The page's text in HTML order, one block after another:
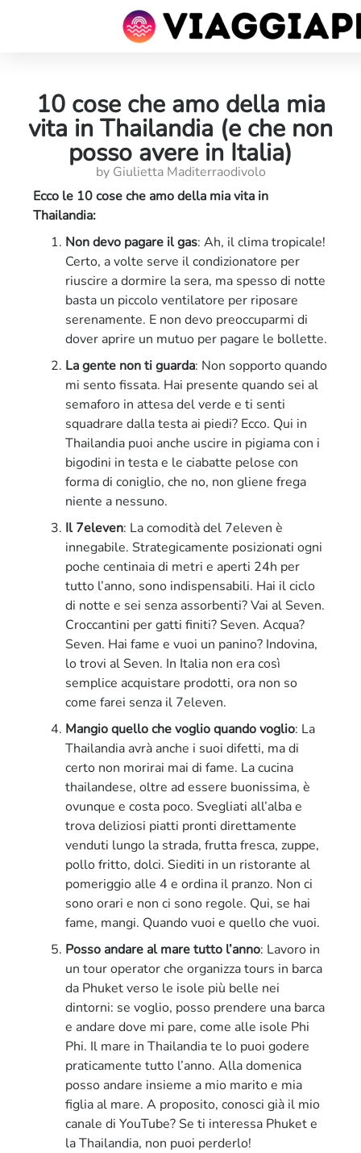
10 cose che amo della mia
vita in Thailandia (e che non
posso avere in Italia)
by Giulietta Maditerraodivolo
Ecco le 10 cose che amo della mia vita in
Thailandia:
Non devo pagare il gas: Ah, il clima tropicale!
Certo, a volte serve il condizionatore per
riuscire a dormire la sera, ma spesso di notte
basta un piccolo ventilatore per riposare
serenamente. E non devo preoccuparmi di
dover aprire un mutuo per pagare le bollette.
La gente non ti guarda: Non sopporto quando
mi sento fissata. Hai presente quando sei al
semaforo in attesa del verde e ti senti
squadrare dalla testa ai piedi? Ecco. Qui in
Thailandia puoi anche uscire in pigiama con i
bigodini in testa e le ciabatte pelose con
forma di coniglio, che no, non gliene frega
niente a nessuno.
Il 7eleven: La comodità del 7eleven è
innegabile. Strategicamente posizionati ogni
poche centinaia di metri e aperti 24h per
tutto l’anno, sono indispensabili. Hai il ciclo
di notte e sei senza assorbenti? Vai al Seven.
Croccantini per gatti finiti? Seven. Acqua?
Seven. Hai fame e vuoi un panino? Indovina,
lo trovi al Seven. In Italia non era così
semplice acquistare prodotti, ora non so
come farei senza il 7eleven.
Mangio quello che voglio quando voglio: La
Thailandia avrà anche i suoi difetti, ma di
certo non morirai mai di fame. La cucina
thailandese, oltre ad essere buonissima, è
ovunque e costa poco. Svegliati all’alba e
trova deliziosi piatti pronti direttamente
venduti lungo la strada, frutta fresca, zuppe,
pollo fritto, dolci. Siediti in un ristorante al
pomeriggio alle 4 e ordina il pranzo. Non ci
sono orari e non ci sono regole. Qui, se hai
fame, mangi. Quando vuoi e quello che vuoi.
Posso andare al mare tutto l’anno: Lavoro in
un tour operator che organizza tours in barca
da Phuket verso le isole più belle nei
dintorni: se voglio, posso prendere una barca
e andare dove mi pare, come alle isole Phi
Phi. Il mare in Thailandia te lo puoi godere
praticamente tutto l’anno. Alla domenica
posso andare insieme a mio marito e mia
figlia al mare. A proposito, conosci già il mio
canale di YouTube? Se ti interessa Phuket e
la Thailandia, non puoi perderlo!